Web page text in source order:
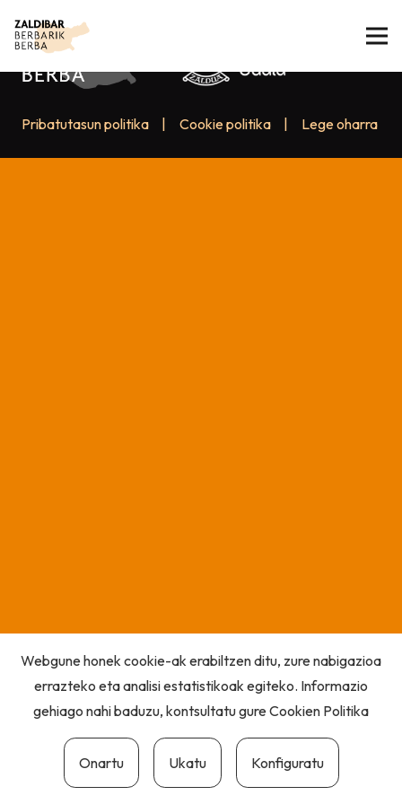
Pribatutasun politika Cookie politika Lege oharra
Webgune honek cookie-ak erabiltzen ditu, zure nabigazioa
errazteko eta analisi estatistikoak egiteko. Informazio
gehiago nahi baduzu, kontsultatu gureCookien Politika
Onartu Ukatu Konfiguratu